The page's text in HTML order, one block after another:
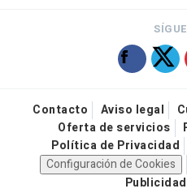
Contacto Aviso legal
Oferta de servicios
Política de Privacidad
Configuración de Cookies